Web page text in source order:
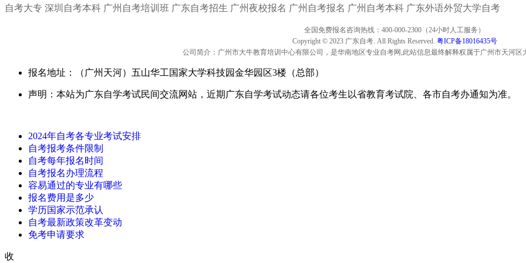
自考大专 深圳自考本科 广州自考培训班 广东自考招生 广州夜校报名 广州自考报名 广州自考本科 广东外语外贸大学自考
全国免费报名咨询热线：400-000-2300（24小时人工服务）
Copyright © 2023 广东自考. All Rights Reserved. 粤ICP备18016435号
公司简介：广州市大牛教育培训中心有限公司，是华南地区专业自考网,此站信息最终解释权属于广州市天河区
报名地址：（广州天河）五山华工国家大学科技园金华园区3楼（总部）
声明：本站为广东自学考试民间交流网站，近期广东自学考试动态请各位考生以省教育考试院、各市自考办通知为准。
2024年自考各专业考试安排
自考报考条件限制
自考每年报名时间
自考报名办理流程
容易通过的专业有哪些
报名费用是多少
学历国家示范承认
自考最新政策改革变动
免考申请要求
收